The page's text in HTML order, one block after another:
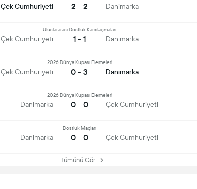
Çek Cumhuriyeti 2 - 2 Danimarka
Çek Cumhuriyeti
Uluslararası Dostluk Karşılaşmaları
1 - 1 Danimarka
Çek Cumhuriyeti
2026 Dünya Kupası Elemeleri
0 - 3 Danimarka
Danimarka
2026 Dünya Kupası Elemeleri
0 - 0 Çek Cumhuriyeti
Danimarka
Dostluk Maçları
0 - 0 Çek Cumhuriyeti
Tümünü Gör